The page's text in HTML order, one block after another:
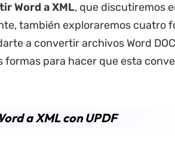
Word a XML, que discutiremos
también exploraremos cuatro
a convertir archivos Word
formas para hacer que esta
a XML con UPDF